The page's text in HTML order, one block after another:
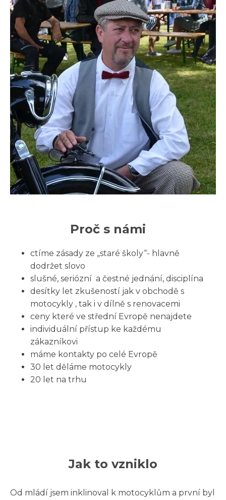
Proč s námi
ctíme zásady ze „staré školy“- hlavně
dodržet slovo
slušné, seriózní a čestné jednání, disciplína
desítky let zkušeností jak v obchodě s
motocykly , tak i v dílně s renovacemi
ceny které ve střední Evropě nenajdete
individuální přístup ke každému
zákazníkovi
máme kontakty po celé Evropě
30 let děláme motocykly
20 let na trhu
Jak to vzniklo
Od mládí jsem inklinoval k motocyklům a první byl